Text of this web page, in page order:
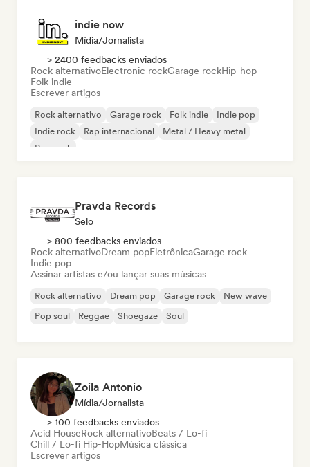
indie now
Mídia/Jornalista
> 2400 feedbacks enviados
Rock alternativoElectronic rockGarage rockHip-hop
Folk indie
Escrever artigos
Rock alternativo Garage rock Folk indie
Indie pop
Indie rock
Rap internacional
Metal / Heavy metal
Pop rock
Pravda Records
Selo
> 800 feedbacks enviados
Rock alternativoDream popEletrônicaGarage rock
Indie pop
Assinar artistas e/ou lançar suas músicas
Rock alternativo Dream pop Garage rock
New wave
Pop soul
Reggae Shoegaze Soul
Zoila Antonio
Mídia/Jornalista
> 100 feedbacks enviados
Acid HouseRock alternativoBeats / Lo-fi
Chill / Lo-fi Hip-HopMúsica clássica
Escrever artigos